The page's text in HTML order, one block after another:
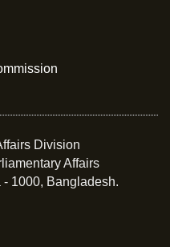
Division
Affairs
1000, Bangladesh.